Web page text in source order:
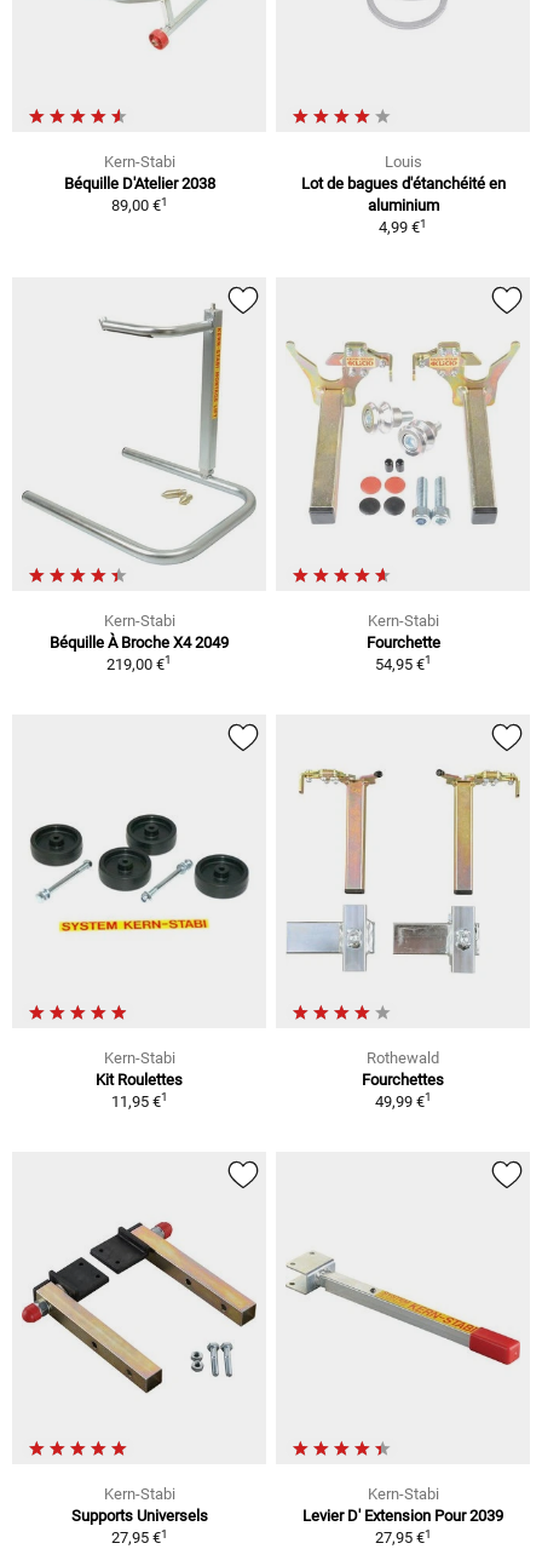
Kern-Stabi
Béquille D'Atelier 2038
89,00 €1
Louis
Lot de bagues d'étanchéité en
aluminium
4,99 €1
Kern-Stabi
Béquille À Broche X4 2049
219,00 €1
Kern-Stabi
Fourchette
54,95 €1
Kern-Stabi
Kit Roulettes
11,95 €1
Rothewald
Fourchettes
49,99 €1
Kern-Stabi
Supports Universels
27,95 €1
Kern-Stabi
Levier D' Extension Pour 2039
27,95 €1